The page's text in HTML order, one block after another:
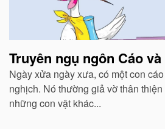
Truyên ngụ ngôn Cáo và
Ngày xửa ngày xưa, có một con
nghịch. Nó thường giả vờ thân
những con vật khác...